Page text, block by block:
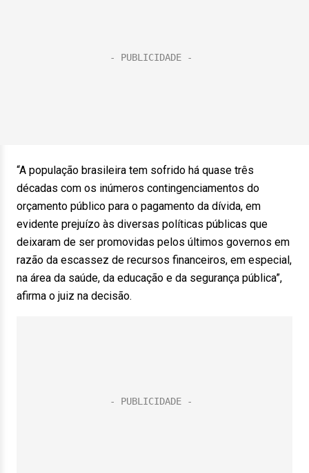
“A população brasileira tem sofrido há quase três
décadas com os inúmeros contingenciamentos do
orçamento público para o pagamento da dívida, em
evidente prejuízo às diversas políticas públicas que
deixaram de ser promovidas pelos últimos governos em
razão da escassez de recursos financeiros, em especial,
na área da saúde, da educação e da segurança pública”,
afirma o juiz na decisão.